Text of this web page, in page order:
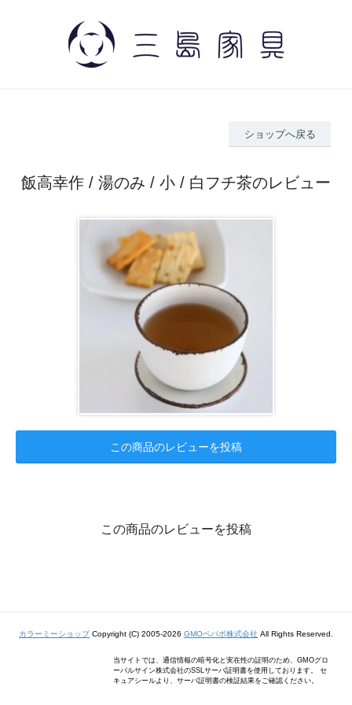
ショップへ戻る
飯高幸作 / 湯のみ / 小 / 白フチ茶のレビュー
この商品のレビューを投稿
この商品のレビューを投稿
カラーミーショップCopyright (C) 2005-2026 GMOペパボ株式会社 All Rights Reserved.
当サイトでは、通信情報の暗号化と実在性の証明のため、GMOグロ
ーバルサイン株式会社のSSLサーバ証明書を使用しております。 セ
キュアシールより、サーバ証明書の検証結果をご確認ください。